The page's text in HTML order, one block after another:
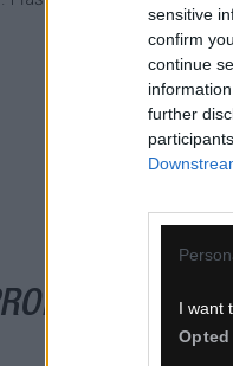
sensitive
confirm
continue
further
I want
Opted